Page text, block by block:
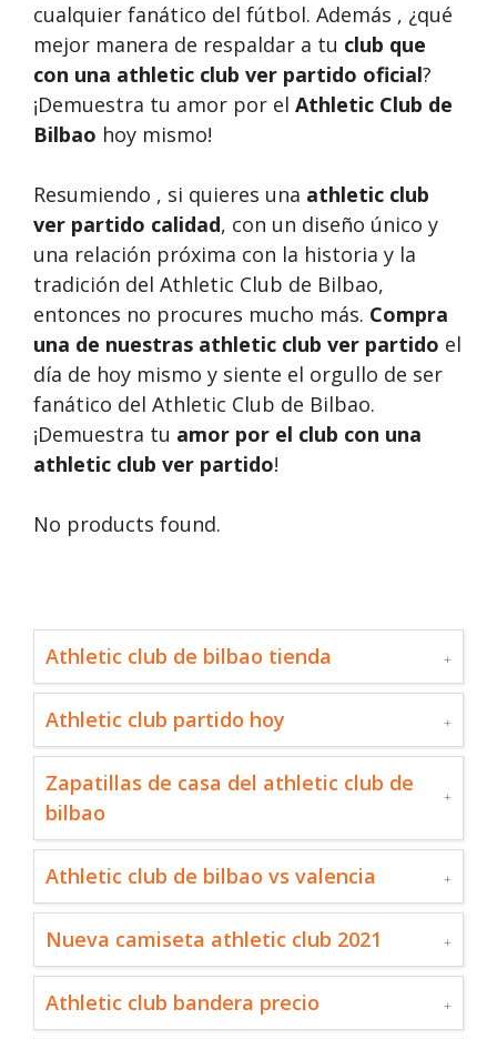
cualquier fanático del fútbol. Además , ¿qué
mejor manera de respaldar a tu club que
con una athletic club ver partido oficial?
¡Demuestra tu amor por el Athletic Club de
Bilbao hoy mismo!
Resumiendo , si quieres una athletic club
ver partido calidad, con un diseño único y
una relación próxima con la historia y la
tradición del Athletic Club de Bilbao,
entonces no procures mucho más. Compra
una de nuestras athletic club ver partido el
día de hoy mismo y siente el orgullo de ser
fanático del Athletic Club de Bilbao.
¡Demuestra tu amor por el club con una
athletic club ver partido!
No products found.
Athletic club de bilbao tienda
Athletic club partido hoy
Zapatillas de casa del athletic club de
bilbao
Athletic club de bilbao vs valencia
Nueva camiseta athletic club 2021
Athletic club bandera precio